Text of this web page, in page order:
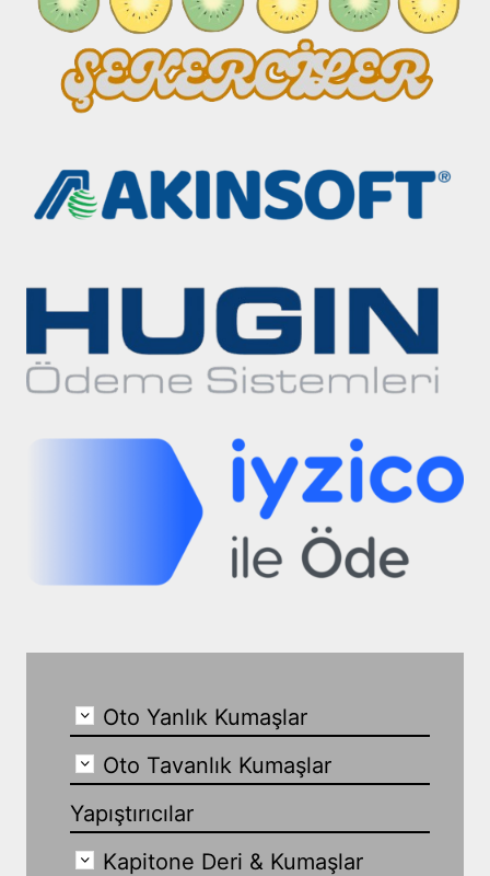
Oto Yanlık Kumaşlar
Oto Tavanlık Kumaşlar
Yapıştırıcılar
Kapitone Deri & Kumaşlar